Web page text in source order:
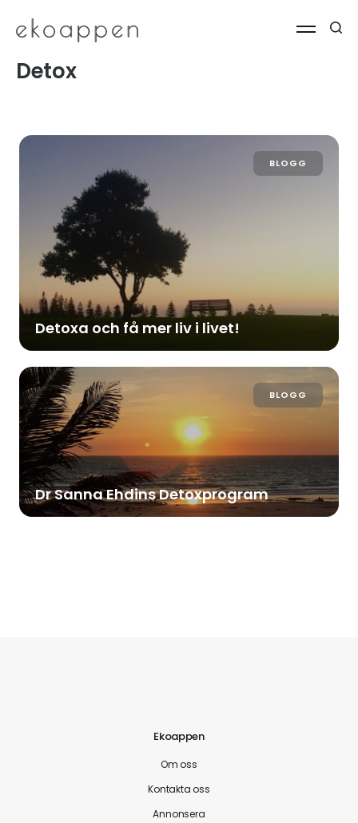
Detox
BLOGG
Detoxa och få mer liv i livet!
BLOGG
Dr Sanna Ehdins Detoxprogram
Ekoappen
Om oss
Kontakta oss
Annonsera